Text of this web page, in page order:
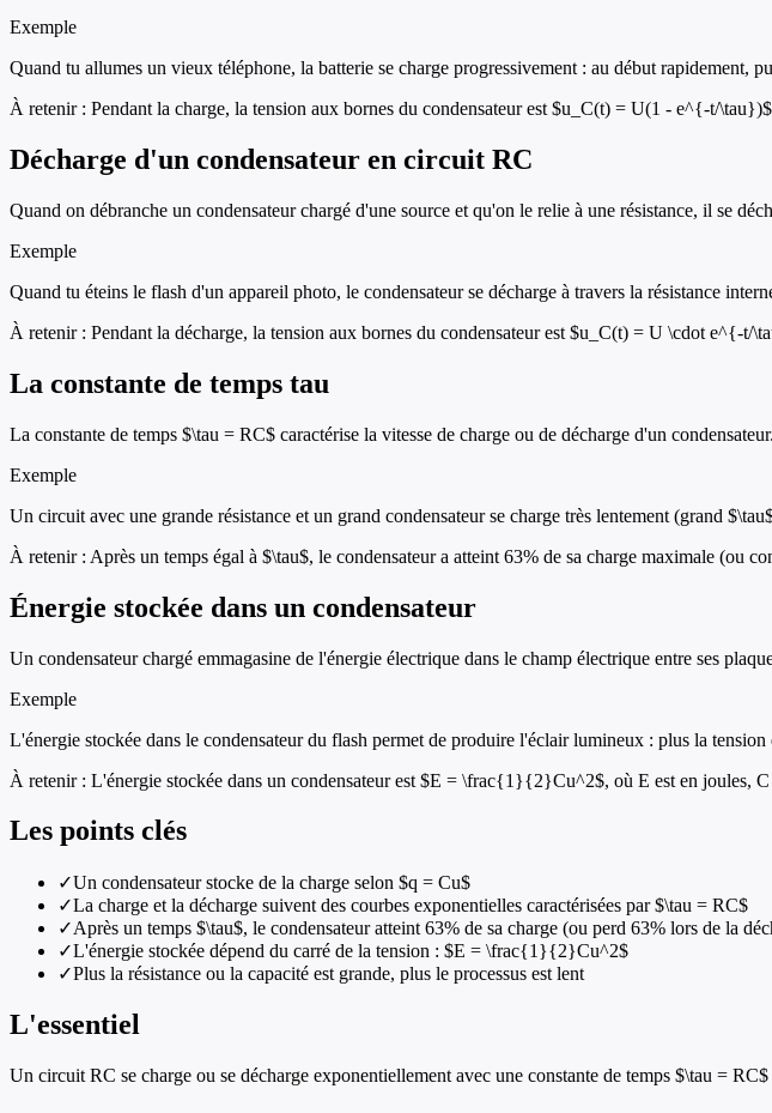
Exemple
Quand tu allumes un vieux téléphone, la batterie se charge progressivement : au début rapidement,
À retenir : Pendant la charge, la tension aux bornes du condensateur est $u_C(t) = U(1 - e^{-t/
Décharge d'un condensateur en circuit RC
Quand on débranche un condensateur chargé d'une source et qu'on le relie à une résistance, il se
Exemple
Quand tu éteins le flash d'un appareil photo, le condensateur se décharge à travers la résistance
À retenir : Pendant la décharge, la tension aux bornes du condensateur est $u_C(t) = U \cdot e^{-t/
La constante de temps tau
La constante de temps $\tau = RC$ caractérise la vitesse de charge ou de décharge d'un
Exemple
Un circuit avec une grande résistance et un grand condensateur se charge très lentement (grand
À retenir : Après un temps égal à $\tau$, le condensateur a atteint 63% de sa charge maximale (ou
Énergie stockée dans un condensateur
Un condensateur chargé emmagasine de l'énergie électrique dans le champ électrique entre ses
Exemple
L'énergie stockée dans le condensateur du flash permet de produire l'éclair lumineux : plus la tension
À retenir : L'énergie stockée dans un condensateur est $E = \frac{1}{2}Cu^2$, où E est en joules, C
Les points clés
✓Un condensateur stocke de la charge selon $q = Cu$
✓La charge et la décharge suivent des courbes exponentielles caractérisées par $\tau = RC$
✓Après un temps $\tau$, le condensateur atteint 63% de sa charge (ou perd 63% lors de la
✓L'énergie stockée dépend du carré de la tension : $E = \frac{1}{2}Cu^2$
✓Plus la résistance ou la capacité est grande, plus le processus est lent
L'essentiel
Un circuit RC se charge ou se décharge exponentiellement avec une constante de temps $\tau =